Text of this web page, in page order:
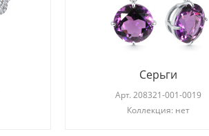
Серьги
Арт.208321-001-0019
Коллекция: нет